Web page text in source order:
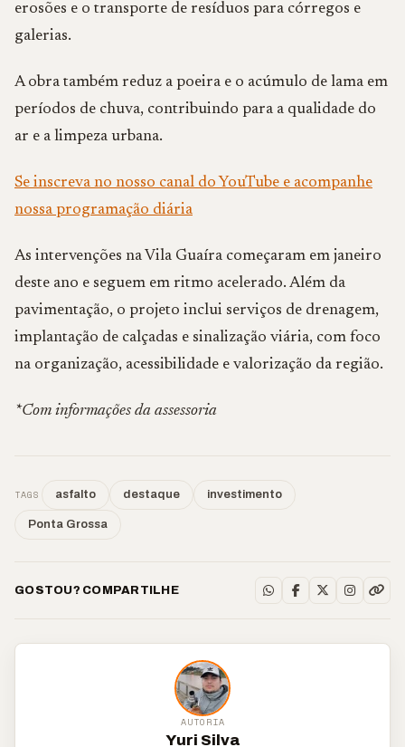
erosões e o transporte de resíduos para córregos e
galerias.
A obra também reduz a poeira e o acúmulo de lama em
períodos de chuva, contribuindo para a qualidade do
ar e a limpeza urbana.
Se inscreva no nosso canal do YouTube e acompanhe
nossa programação diária
As intervenções na Vila Guaíra começaram em janeiro
deste ano e seguem em ritmo acelerado. Além da
pavimentação, o projeto inclui serviços de drenagem,
implantação de calçadas e sinalização viária, com foco
na organização, acessibilidade e valorização da região.
*Com informações da assessoria
TAGS asfalto destaque investimento
Ponta Grossa
GOSTOU? COMPARTILHE
AUTORIA
Yuri Silva